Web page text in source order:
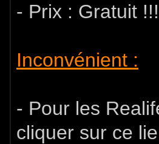
- Prix : Gratuit
Inconvénient :
- Pour les
cliquer sur ce